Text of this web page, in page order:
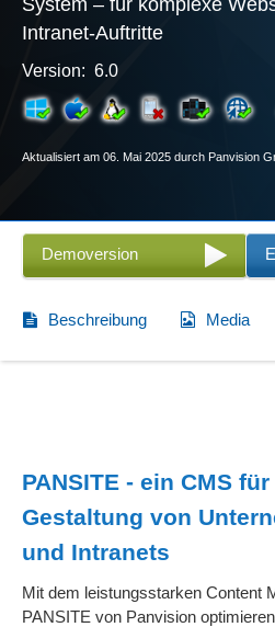
System – für komplexe
Intranet-Auftritte
Version: 6.0
Aktualisiert am 06. Mai 2025 durch Panvision
Demoversion
Beschreibung Media
PANSITE - ein CMS
Gestaltung von
und Intranets
Mit dem leistungsstarken Content
PANSITE von Panvision